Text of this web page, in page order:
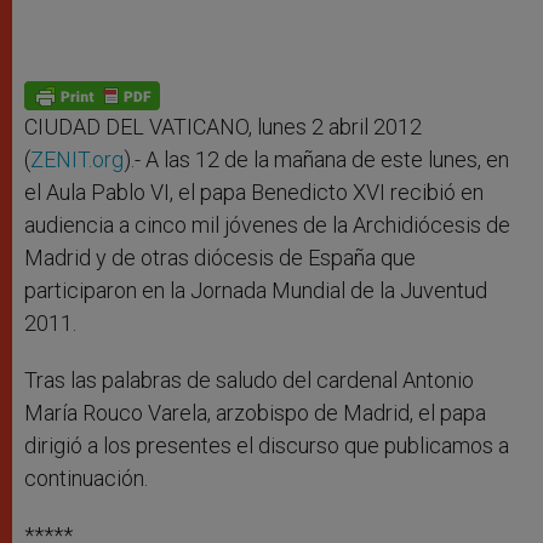
CIUDAD DEL VATICANO, lunes 2 abril 2012
(ZENIT.org).- A las 12 de la mañana de este lunes, en
el Aula Pablo VI, el papa Benedicto XVI recibió en
audiencia a cinco mil jóvenes de la Archidiócesis de
Madrid y de otras diócesis de España que
participaron en la Jornada Mundial de la Juventud
2011.
Tras las palabras de saludo del cardenal Antonio
María Rouco Varela, arzobispo de Madrid, el papa
dirigió a los presentes el discurso que publicamos a
continuación.
*****